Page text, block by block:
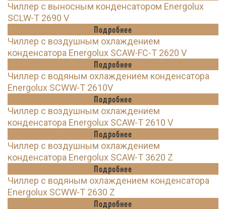
Чиллер с выносным конденсатором Energolux
SCLW-T 2690 V
Подробнее
Чиллер с воздушным охлаждением
конденсатора Energolux SCAW-FC-T 2620 V
Подробнее
Чиллер с водяным охлаждением конденсатора
Energolux SCWW-T 2610V
Подробнее
Чиллер с воздушным охлаждением
конденсатора Energolux SCAW-T 2610 V
Подробнее
Чиллер с воздушным охлаждением
конденсатора Energolux SCAW-T 3620 Z
Подробнее
Чиллер с водяным охлаждением конденсатора
Energolux SCWW-T 2630 Z
Подробнее